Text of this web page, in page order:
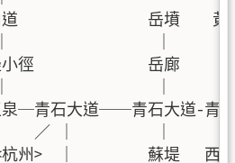
岳墳
｜
徑              岳廊
｜
泉─青石大道──青石大道-青
／ ｜          ｜
州>  ｜         蘇堤   西